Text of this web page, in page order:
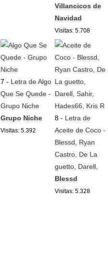
Villancicos de
Navidad
Visitas: 5.708
7 - Letra de Algo
Que Se Quede -
Grupo Niche
Grupo Niche
Visitas: 5.392
8 - Letra de
Aceite de Coco -
Blessd, Ryan
Castro, De La
guetto, Darell,
Blessd
Visitas: 5.328